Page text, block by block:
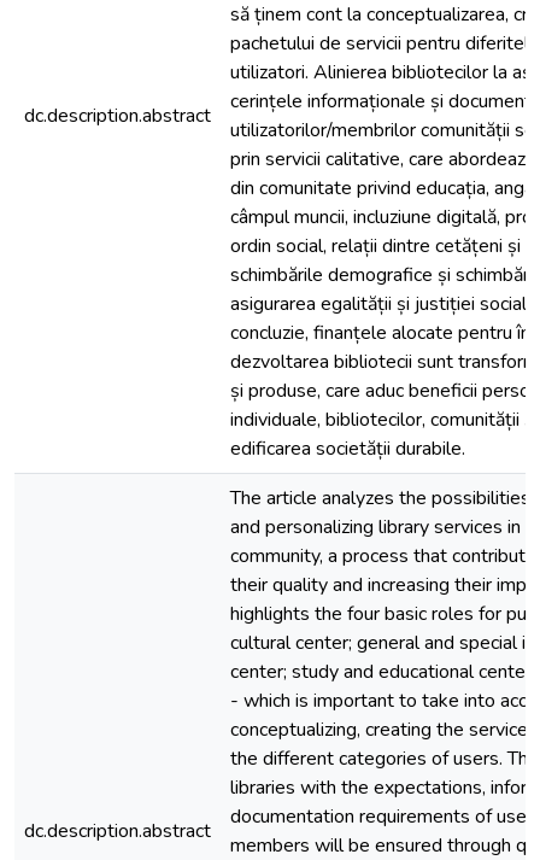
dc.description.abstract
să ținem cont la conceptualizarea,
pachetului de servicii pentru
utilizatori. Alinierea bibliotecilor la
cerințele informaționale și
utilizatorilor/membrilor comunității se
prin servicii calitative, care
din comunitate privind educația,
câmpul muncii, incluziune digitală,
ordin social, relații dintre cetățeni și
schimbările demografice și
asigurarea egalității și justiției
concluzie, finanțele alocate pentru
dezvoltarea bibliotecii sunt
și produse, care aduc beneficii
individuale, bibliotecilor, comunității
edificarea societății durabile.
dc.description.abstract
The article analyzes the possibilities
and personalizing library services in
community, a process that
their quality and increasing their
highlights the four basic roles for
cultural center; general and special
center; study and educational
- which is important to take into
conceptualizing, creating the service
the different categories of users.
libraries with the expectations,
documentation requirements of
members will be ensured through